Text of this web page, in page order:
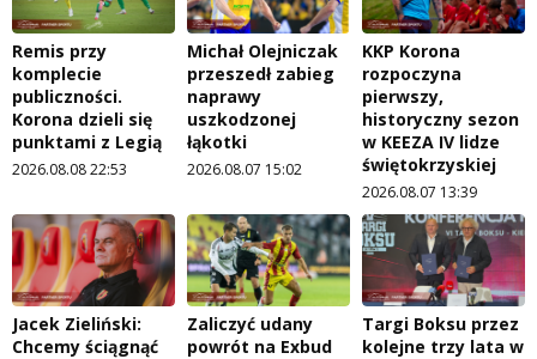
Remis przy
komplecie
publiczności.
Korona dzieli się
punktami z Legią
2026.08.08 22:53
Michał Olejniczak
przeszedł zabieg
naprawy
uszkodzonej
łąkotki
2026.08.07 15:02
KKP Korona
rozpoczyna
pierwszy,
historyczny sezon
w KEEZA IV lidze
świętokrzyskiej
2026.08.07 13:39
Jacek Zieliński:
Chcemy ściągnąć
Zaliczyć udany
powrót na Exbud
Targi Boksu przez
kolejne trzy lata w